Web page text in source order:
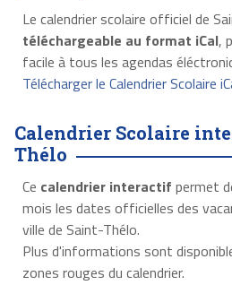
Le calendrier scolaire officiel de
téléchargeable au format iCal,
facile à tous les agendas
Télécharger le Calendrier Scolaire
Calendrier Scolaire
Thélo
Ce calendrier interactif permet
mois les dates officielles des
ville de Saint-Thélo.
Plus d'informations sont
zones rouges du calendrier.